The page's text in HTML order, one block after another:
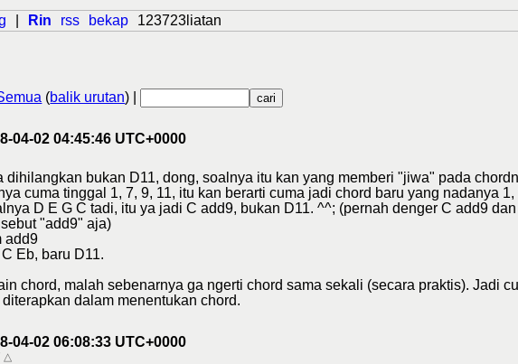
Rin rss bekap 123723liatan
(balik urutan) |
04-02 04:45:46 UTC+0000
dihilangkan bukan D11, dong, soalnya itu kan yang memberi "jiwa" pada
cuma tinggal 1, 7, 9, 11, itu kan berarti cuma jadi chord baru yang nadanya
D E G C tadi, itu ya jadi C add9, bukan D11. ^^; (pernah denger C add9
"add9" aja)
add9
Eb, baru D11.
chord, malah sebenarnya ga ngerti chord sama sekali (secara praktis). Jadi
dalam menentukan chord.
04-02 06:08:33 UTC+0000
△